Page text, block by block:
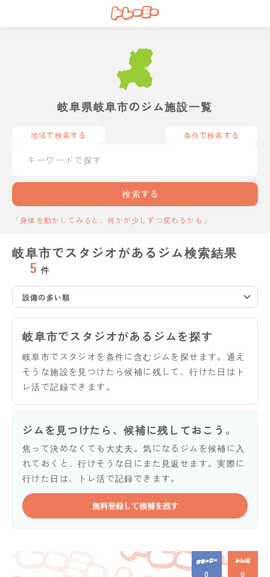
岐阜県岐阜市のジム施設一覧
地域で検索する 条件で検索する
検索する
「身体を動かしてみると、何かが少しずつ変わるかも」
岐阜市でスタジオがあるジム検索結果
5 件
設備の多い順
岐阜市でスタジオがあるジムを探す
岐阜市でスタジオを条件に含むジムを探せます。通え
そうな施設を見つけたら候補に残して、行けた日はト
レ活で記録できます。
ジムを見つけたら、候補に残しておこう。
焦って決めなくても大丈夫。気になるジムを候補に入
れておくと、行けそうな日にまた見返せます。実際に
行けた日は、トレ活で記録できます。
無料登録して候補を残す
0 0